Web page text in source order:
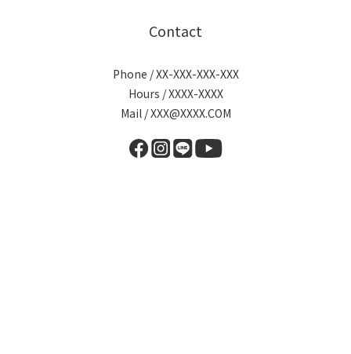
Contact
Phone / XX-XXX-XXX-XXX
Hours / XXXX-XXXX
Mail / XXX@XXXX.COM